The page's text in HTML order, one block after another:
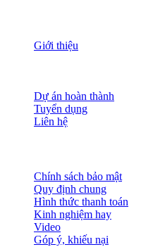
Giới thiệu
Dự án hoàn thành
Tuyển dụng
Liên hệ
Chính sách bảo mật
Quy định chung
Hình thức thanh toán
Kinh nghiệm hay
Video
Góp ý, khiếu nại